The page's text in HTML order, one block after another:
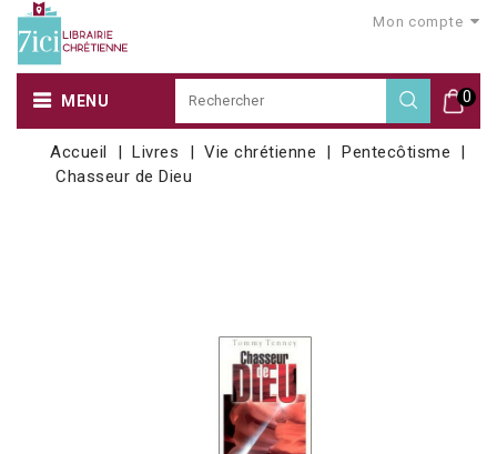
Mon compte
0
MENU
Accueil Livres Vie chrétienne
Pentecôtisme
Chasseur de Dieu